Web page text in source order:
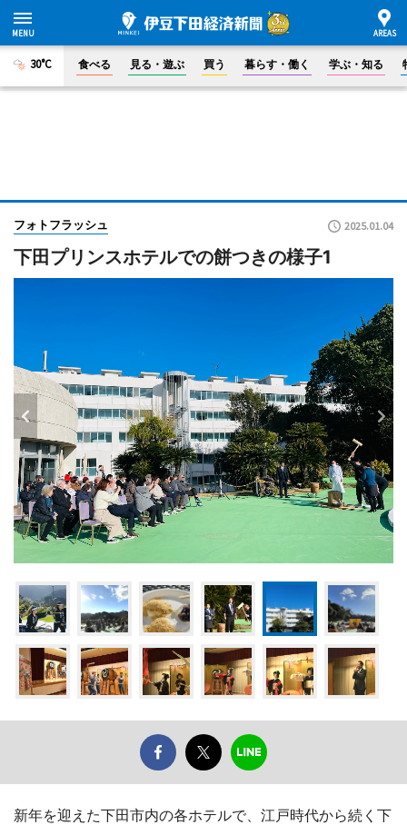
30°C 食べる 見る・遊ぶ 買う 暮らす・働く 学ぶ・知る
フォトフラッシュ 2025.01.04
下田プリンスホテルでの餅つきの様子1
新年を迎えた下田市内の各ホテルで、江戸時代から続く下